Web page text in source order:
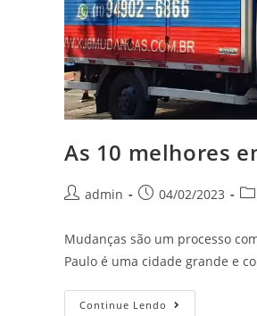
As 10 melhores
admin 04/02/2023
Mudanças são um processo
Paulo é uma cidade grande e
Continue Lendo